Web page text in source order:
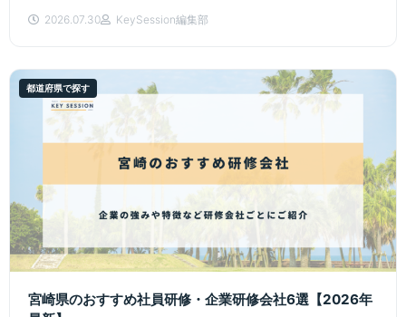
2026.07.30 KeySession編集部
都道府県で探す
宮崎県のおすすめ社員研修・企業研修会社6選【2026年